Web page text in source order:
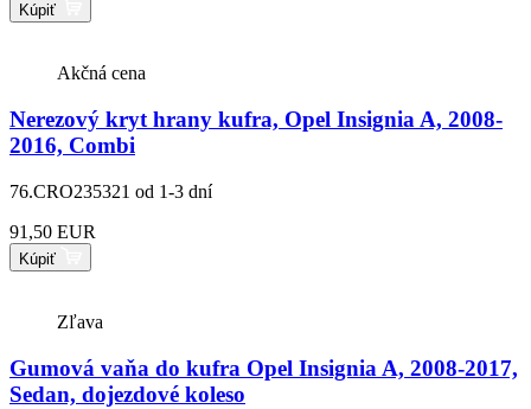
Kúpiť
Akčná cena
Nerezový kryt hrany kufra, Opel Insignia A, 2008-
2016, Combi
76.CRO235321 od 1-3 dní
91,50 EUR
Kúpiť
Zľava
Gumová vaňa do kufra Opel Insignia A, 2008-2017,
Sedan, dojezdové koleso